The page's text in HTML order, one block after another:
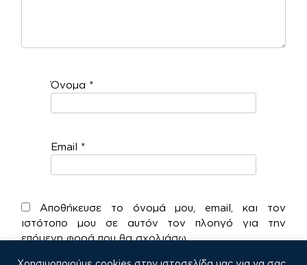
Όνομα *
Email *
Αποθήκευσε το όνομά μου, email, και τον
ιστότοπο μου σε αυτόν τον πλοηγό για την
επόμενη φορά που θα σχολιάσω.